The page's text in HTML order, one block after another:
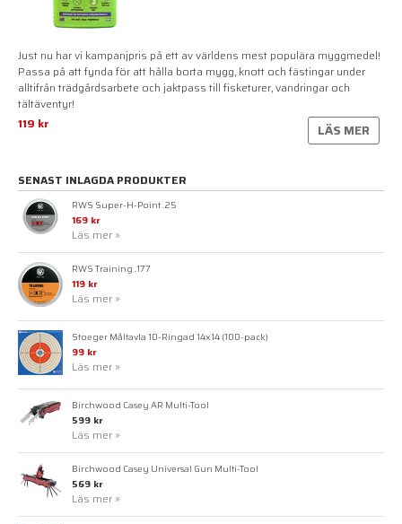
Just nu har vi kampanjpris på ett av världens mest populära myggmedel!
Passa på att fynda för att hålla borta mygg, knott och fästingar under
alltifrån trädgårdsarbete och jaktpass till fisketurer, vandringar och
tältäventyr!
119 kr
LÄS MER
SENAST INLAGDA PRODUKTER
RWS Super-H-Point .25
169 kr
Läs mer »
RWS Training .177
119 kr
Läs mer »
Stoeger Måltavla 10-Ringad 14x14 (100-pack)
99 kr
Läs mer »
Birchwood Casey AR Multi-Tool
599 kr
Läs mer »
Birchwood Casey Universal Gun Multi-Tool
569 kr
Läs mer »